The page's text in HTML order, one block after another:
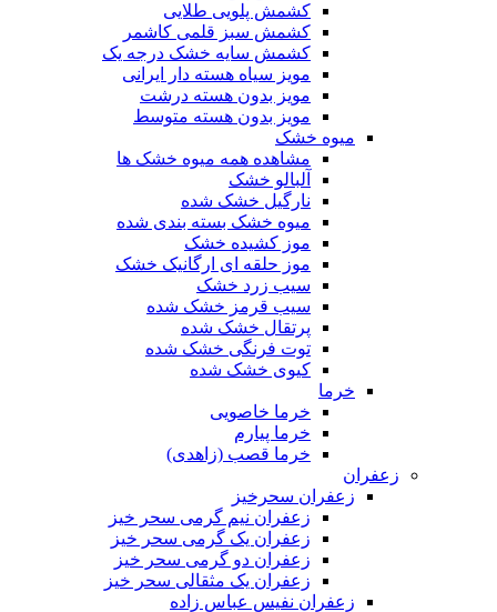
کشمش پلویی طلایی
کشمش سبز قلمی کاشمر
کشمش سایه خشک درجه یک
مویز سیاه هسته دار ایرانی
مویز بدون هسته درشت
مویز بدون هسته متوسط
میوه خشک
مشاهده همه میوه خشک ها
آلبالو خشک
نارگیل خشک شده
میوه خشک بسته بندی شده
موز کشیده خشک
موز حلقه ای ارگانیک خشک
سیب زرد خشک
سیب قرمز خشک شده
پرتقال خشک شده
توت فرنگی خشک شده
کیوی خشک شده
خرما
خرما خاصویی
خرما پیارم
خرما قصب (زاهدی)
زعفران
زعفران سحرخیز
زعفران نیم گرمی سحر خیز
زعفران یک گرمی سحر خیز
زعفران دو گرمی سحر خیز
زعفران یک مثقالی سحر خیز
زعفران نفیس عباس زاده